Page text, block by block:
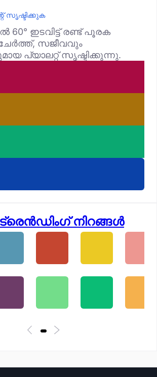
സൃഷ്ടിക്കുക
60° ഇടവിട്ട് രണ്ട് പൂരക
സജീവവും
പ്യാലറ്റ് സൃഷ്ടിക്കുന്നു.
നിറങ്ങൾ